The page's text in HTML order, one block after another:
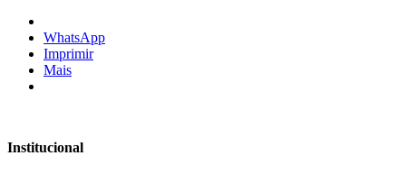
WhatsApp
Imprimir
Mais
Institucional